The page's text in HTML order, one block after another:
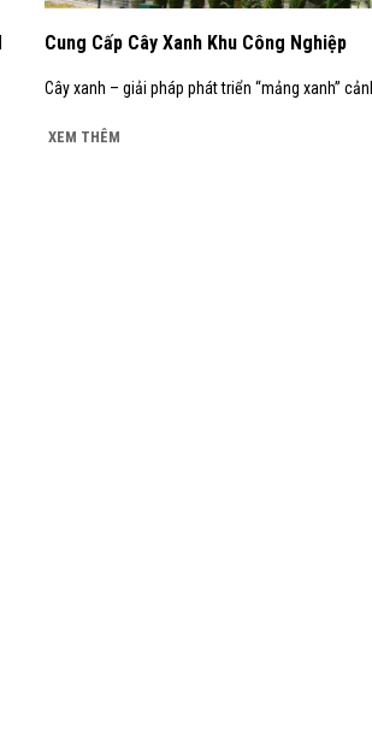
Cung Cấp Cây Xanh Khu Công Nghiệp
Cây xanh – giải pháp phát triển “mảng xanh”
XEM THÊM